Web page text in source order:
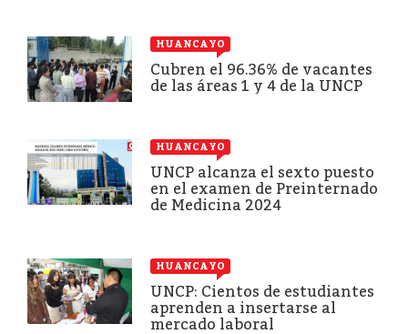
HUANCAYO
Cubren el 96.36% de vacantes
de las áreas 1 y 4 de la UNCP
HUANCAYO
UNCP alcanza el sexto puesto
en el examen de Preinternado
de Medicina 2024
HUANCAYO
UNCP: Cientos de estudiantes
aprenden a insertarse al
mercado laboral